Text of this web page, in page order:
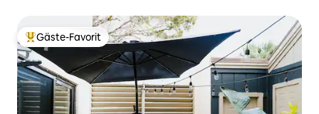
Beliebter Gäste-Favorit.
Gäste-Favorit